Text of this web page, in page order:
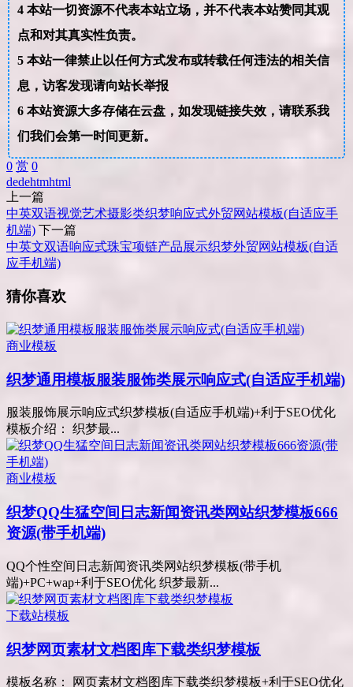
4本站一切资源不代表本站立场，并不代表本站赞同其观
点和对其真实性负责。
5本站一律禁止以任何方式发布或转载任何违法的相关信
息，访客发现请向站长举报
6本站资源大多存储在云盘，如发现链接失效，请联系我
们我们会第一时间更新。
0 赏 0
dedehtmhtml
上一篇
中英双语视觉艺术摄影类织梦响应式外贸网站模板(自适应手
机端) 下一篇
中英文双语响应式珠宝项链产品展示织梦外贸网站模板(自适
应手机端)
猜你喜欢
商业模板
织梦通用模板服装服饰类展示响应式(自适应手机端)
服装服饰展示响应式织梦模板(自适应手机端)+利于SEO优化
模板介绍： 织梦最...
商业模板
织梦QQ生猛空间日志新闻资讯类网站织梦模板666
资源(带手机端)
QQ个性空间日志新闻资讯类网站织梦模板(带手机
端)+PC+wap+利于SEO优化 织梦最新...
下载站模板
织梦网页素材文档图库下载类织梦模板
模板名称： 网页素材文档图库下载类织梦模板+利于SEO优化